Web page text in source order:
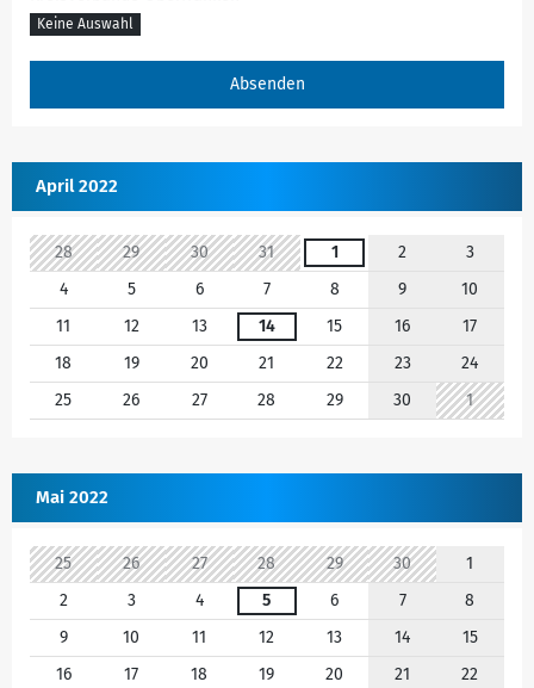
Keine Auswahl
April 2022
28 29 30 31 1 2
3
4
5 6 7 8 9
10
11
12 13 14 15 16
17
18
19 20 21 22 23
24
25
26 27 28 29 30 1
Mai 2022
25 26 27 28 29 30
1
2
3 4 5 6 7
8
9
10 11 12 13 14
15
16
17 18 19 20 21
22